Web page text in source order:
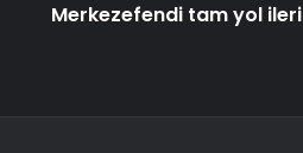
Merkezefendi tam yol ileri